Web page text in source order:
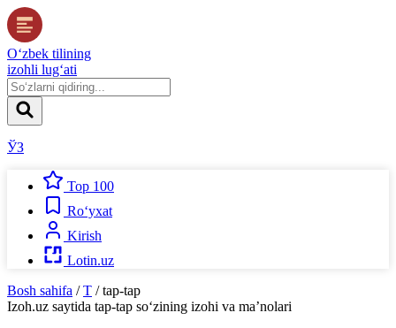
O‘zbek tilining
izohli lug‘ati
ЎЗ
Top 100
Ro‘yxat
Kirish
Lotin.uz
Bosh sahifa / T / tap-tap
Izoh.uz saytida tap-tap so‘zining izohi va ma’nolari